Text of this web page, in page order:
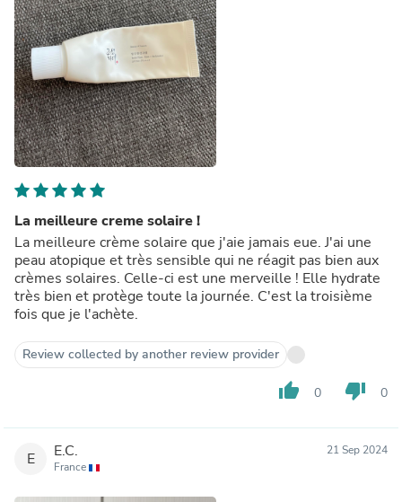
La meilleure creme solaire !
La meilleure crème solaire que j'aie jamais eue. J'ai une
peau atopique et très sensible qui ne réagit pas bien aux
crèmes solaires. Celle-ci est une merveille ! Elle hydrate
très bien et protège toute la journée. C'est la troisième
fois que je l'achète.
Review collected by another review provider
thumb_up 0 thumb_down 0
E E.C.
France
21 Sep 2024